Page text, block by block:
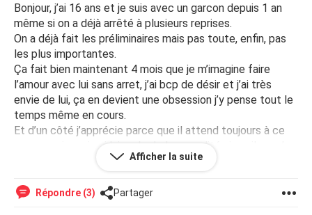
Bonjour, j’ai 16 ans et je suis avec un garcon depuis 1 an
même si on a déjà arrêté à plusieurs reprises.
On a déjà fait les préliminaires mais pas toute, enfin, pas
les plus importantes.
Ça fait bien maintenant 4 mois que je m’imagine faire
l’amour avec lui sans arret, j’ai bcp de désir et j’ai très
envie de lui, ça en devient une obsession j’y pense tout le
temps même en cours.
Et d’un côté j’apprécie parce que il attend toujours à ce
que ce sois moi qui lui parle de la sexualité sinon il ne m’en
parlera pas spécialement, il me fou pas la pression et ça
pense vraiment souvent..
Afficher la suite
Répondre (3) Partager